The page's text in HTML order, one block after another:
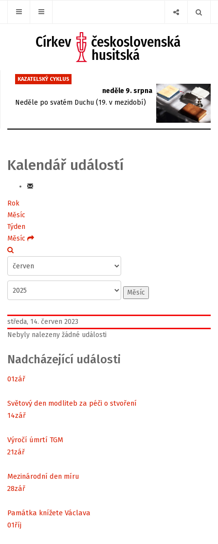
KAZATELSKÝ CYKLUS
neděle 9. srpna
Neděle po svatém Duchu (19. v mezidobí)
Kalendář událostí
Rok
Měsíc
Týden
Měsíc
Měsíc
středa, 14. červen 2023
Nebyly nalezeny žádné události
Nadcházející události
01zář
Světový den modliteb za péči o stvoření
14zář
Výročí úmrtí TGM
21zář
Mezinárodní den míru
28zář
Památka knížete Václava
01říj